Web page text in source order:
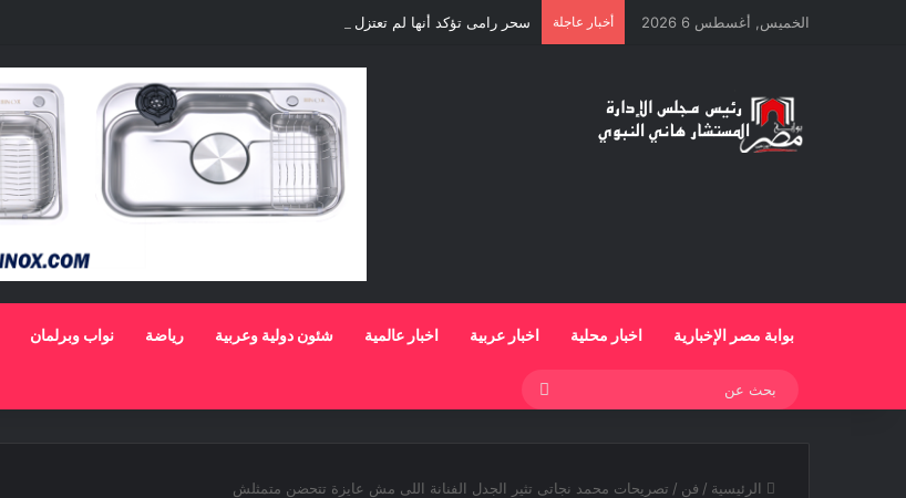
الخميس, أغسطس 6 2026 أخبار عاجلة سحر رامى تؤكد أنها لم تعتزل الفن وكل ما تردد عن ابتعادى مجرد شائعات
بوابة مصر الإخبارية اخبار محلية اخبار عربية اخبار عالمية شئون دولية وعربية رياضة نواب وبرلمان
الرئيسية / فن / تصريحات محمد نجاتى تثير الجدل الفنانة اللى مش عايزة تتحضن متمثلش